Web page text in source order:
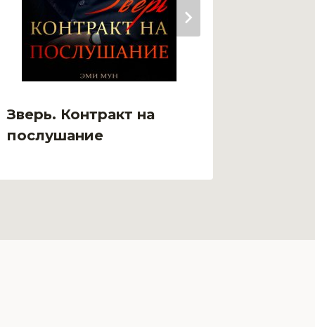
Зверь. Контракт на
послушание